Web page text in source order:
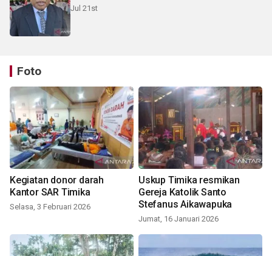
Jul 21st
Foto
Kegiatan donor darah
Kantor SAR Timika
Selasa, 3 Februari 2026
Uskup Timika resmikan
Gereja Katolik Santo
Stefanus Aikawapuka
Jumat, 16 Januari 2026